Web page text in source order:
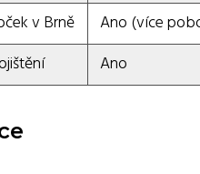
v Brně
Ano (více
Ano